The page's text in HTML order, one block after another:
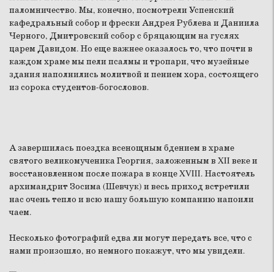
паломничество. Мы, конечно, посмотрели Успенский
кафедральный собор и фрески Андрея Рублева и Даниила
Черного, Дмитровский собор с бряцающим на гуслях
царем Давидом. Но еще важнее оказалось то, что почти в
каждом храме мы пели псалмы и тропари, что музейные
здания наполнились молитвой и пением хора, состоящего
из сорока студентов-богословов.
А завершилась поездка всенощным бдением в храме
святого великомученика Георгия, заложенным в XII веке и
восстановленном после пожара в конце XVIII. Настоятель
архимандрит Зосима (Шевчук) и весь приход встретили
нас очень тепло и всю нашу большую компанию напоили
чаем.
Несколько фотографий едва ли могут передать все, что с
нами произошло, но немного покажут, что мы увидели.